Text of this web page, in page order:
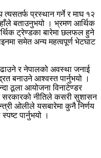
प्रस्थान गर्ने र माघ १२
बताउनुभयो । भ्रमण आर्थिक
ट्रेण्डका बारेमा छलफल हुने
समेत अन्य महत्वपूर्ण भेटघाट
र नेपालको अवस्था जनाई
बनाउने आश्वस्त पार्नुभयो ।
ठूला आयोजना विनाटेण्डर
सरकारको नीतिले कसरी सुशासन
ओलीले यसबारेमा कुनै निर्णय
पार्नुभयो ।